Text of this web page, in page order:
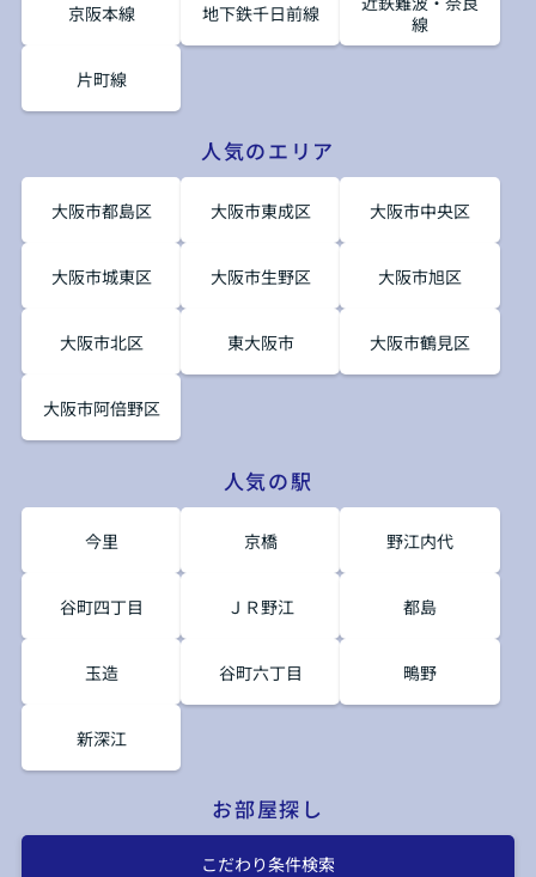
京阪本線 地下鉄千日前線
線
片町線
人気のエリア
大阪市都島区 大阪市東成区 大阪市中央区
大阪市城東区 大阪市生野区 大阪市旭区
大阪市北区 東大阪市 大阪市鶴見区
大阪市阿倍野区
人気の駅
今里 京橋 野江内代
谷町四丁目 ＪＲ野江 都島
玉造 谷町六丁目 鴫野
新深江
お部屋探し
こだわり条件検索